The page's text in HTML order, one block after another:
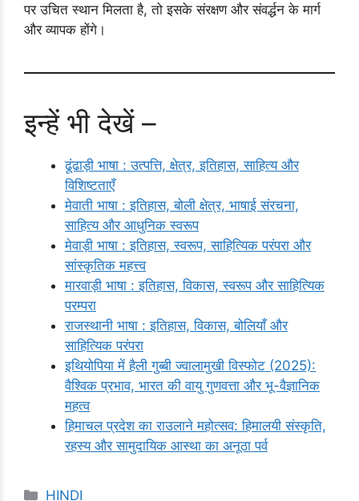
पर उचित स्थान मिलता है, तो इसके संरक्षण और संवर्द्धन के मार्ग
और व्यापक होंगे।
इन्हें भी देखें –
ढूंढाड़ी भाषा : उत्पत्ति, क्षेत्र, इतिहास, साहित्य और
विशिष्टताएँ
मेवाती भाषा : इतिहास, बोली क्षेत्र, भाषाई संरचना,
साहित्य और आधुनिक स्वरूप
मेवाड़ी भाषा : इतिहास, स्वरूप, साहित्यिक परंपरा और
सांस्कृतिक महत्त्व
मारवाड़ी भाषा : इतिहास, विकास, स्वरूप और साहित्यिक
परम्परा
राजस्थानी भाषा : इतिहास, विकास, बोलियाँ और
साहित्यिक परंपरा
इथियोपिया में हैली गुब्बी ज्वालामुखी विस्फोट (2025):
वैश्विक प्रभाव, भारत की वायु गुणवत्ता और भू-वैज्ञानिक
महत्व
हिमाचल प्रदेश का राउलाने महोत्सव: हिमालयी संस्कृति,
रहस्य और सामुदायिक आस्था का अनूठा पर्व
Categories
HINDI